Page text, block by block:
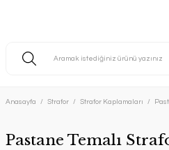
Anasayfa Strafor Strafor Kaplamaları
Pastane Temalı